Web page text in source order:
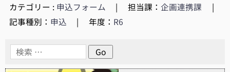
カテゴリー : 申込フォーム | 担当課：企画連携課
|
記事種別： 申込 | 年度： R6